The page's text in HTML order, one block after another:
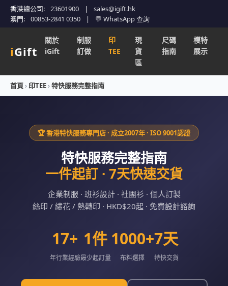
香港總公司: 23601900 |
sales@igift.hk
澳門:
00853-2841 0350 | 💬 WhatsApp 查詢
iGift
關於
iGift
制服
訂做
印
TEE
現
貨
區
尺碼
指南
模特
展示
首頁›印TEE›特快服務完整指南
🏆 香港特快服務專門店 · 成立2007年 · ISO 9001認證
特快服務完整指南
一件起訂 · 7天快速交貨
企業制服 · 班衫設計 · 社團衫 · 個人訂製
絲印 / 繡花 / 熱轉印 · HKD$20起 · 免費設計諮詢
17+
年行業經驗
1件
最少起訂量
1000+
布料選擇
7天
特快交貨